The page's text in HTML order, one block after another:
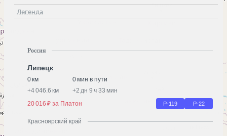
Легенда
Россия
Липецк
0 км
0 мин в пути
+4 046.6 км +2 дн 9 ч 33 мин
20 016 ₽ за Платон
Р-119 Р-22
Красноярский край